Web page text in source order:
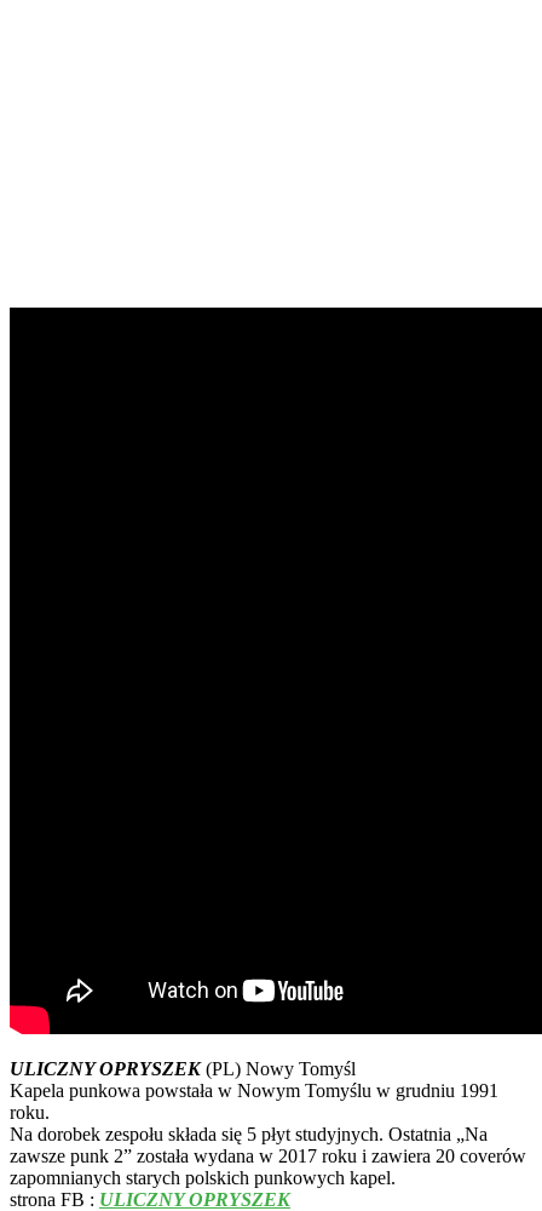
ULICZNY OPRYSZEK (PL) Nowy Tomyśl
Kapela punkowa powstała w Nowym Tomyślu w grudniu 1991
roku.
Na dorobek zespołu składa się 5 płyt studyjnych. Ostatnia „Na
zawsze punk 2” została wydana w 2017 roku i zawiera 20 coverów
zapomnianych starych polskich punkowych kapel.
strona FB : ULICZNY OPRYSZEK